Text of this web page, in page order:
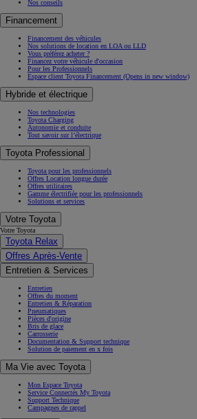
Nos conseils
Financement
Financement des véhicules
Nos solutions de location en LOA ou LLD
Vous préférez acheter ?
Financez votre véhicule d'occasion
Pour les Professionnels
Espace client Toyota Financement (Opens in new window)
Hybride et électrique
Nos technologies
Toyota Charging
Autonomie et conduite
Tout savoir sur l’électrique
Toyota Professional
Toyota pour les professionnels
Offres Location longue durée
Offres utilitaires
Gamme électrifiée pour les professionnels
Solutions et services
Votre Toyota
Votre Toyota
Toyota Relax
Offres Après-Vente
Entretien & Services
Entretien
Offres du moment
Entretien & Réparation
Pneumatiques
Pièces d'origine
Bris de glace
Carrosserie
Documentation & Support technique
Solution de paiement en x fois
Ma Vie avec Toyota
Mon Espace Toyota
Service Connectés My Toyota
Support Technique
Campagnes de rappel